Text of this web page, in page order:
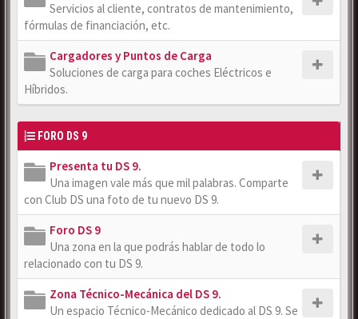
Servicios al cliente, contratos de mantenimiento,
fórmulas de financiación, etc.
Cargadores y Puntos de Carga
Soluciones de carga para coches Eléctricos e
Híbridos.
FORO DS 9
Presenta tu DS 9.
Una imagen vale más que mil palabras. Comparte
con Club DS una foto de tu nuevo DS 9.
Foro DS 9
Una zona en la que podrás hablar de todo lo
relacionado con tu DS 9.
Zona Técnico-Mecánica del DS 9.
Un espacio Técnico-Mecánico dedicado al DS 9. Se